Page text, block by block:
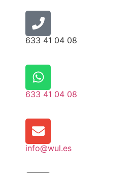
633 41 04 08
633 41 04 08
info@wul.es